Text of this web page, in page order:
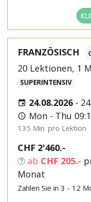
FRANZÖSISCH
20 Lektionen, 1
SUPERINTENSIV
24.08.2026 -
Mon - Thu
135 Min. pro Lektion
CHF 2'460.-
ab CHF 205.-
Monat
Zahlen Sie in 3 - 12